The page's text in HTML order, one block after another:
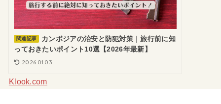
関連記事
カンボジアの治安と防犯対策｜旅行前に知
っておきたいポイント10選【2026年最新】
2026.01.03
Klook.com